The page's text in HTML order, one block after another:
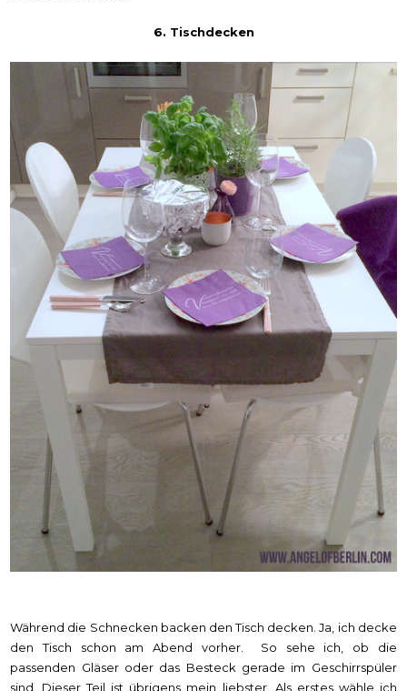
6. Tischdecken
Während die Schnecken backen den Tisch decken. Ja, ich decke
den Tisch schon am Abend vorher. So sehe ich, ob die
passenden Gläser oder das Besteck gerade im Geschirrspüler
sind. Dieser Teil ist übrigens mein liebster. Als erstes wähle ich